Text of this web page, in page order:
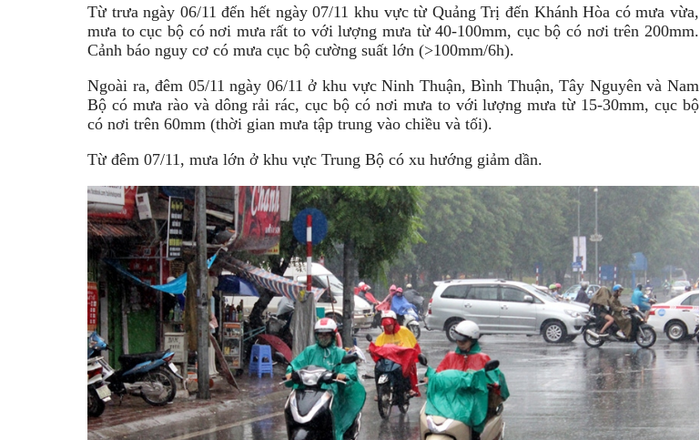
Từ trưa ngày 06/11 đến hết ngày 07/11 khu vực từ Quảng Trị đến Khánh Hòa có mưa vừa,
mưa to cục bộ có nơi mưa rất to với lượng mưa từ 40-100mm, cục bộ có nơi trên 200mm.
Cảnh báo nguy cơ có mưa cục bộ cường suất lớn (>100mm/6h).
Ngoài ra, đêm 05/11 ngày 06/11 ở khu vực Ninh Thuận, Bình Thuận, Tây Nguyên và Nam
Bộ có mưa rào và dông rải rác, cục bộ có nơi mưa to với lượng mưa từ 15-30mm, cục bộ
có nơi trên 60mm (thời gian mưa tập trung vào chiều và tối).
Từ đêm 07/11, mưa lớn ở khu vực Trung Bộ có xu hướng giảm dần.